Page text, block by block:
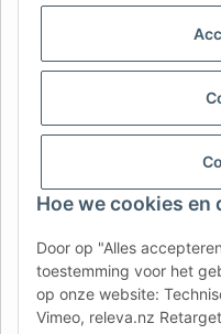
Hoe we cookies
Door op "Alles
toestemming voor het
op onze website:
Vimeo, releva.nz
CH (IT) BE
SE FI
AFATEK Nederland| Uw
en onderdelen
Technisch advies: